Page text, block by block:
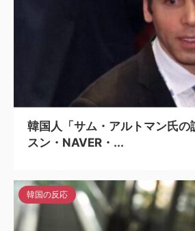
韓国人「サム・アルトマン氏の
スン・NAVER・...
韓国の反応